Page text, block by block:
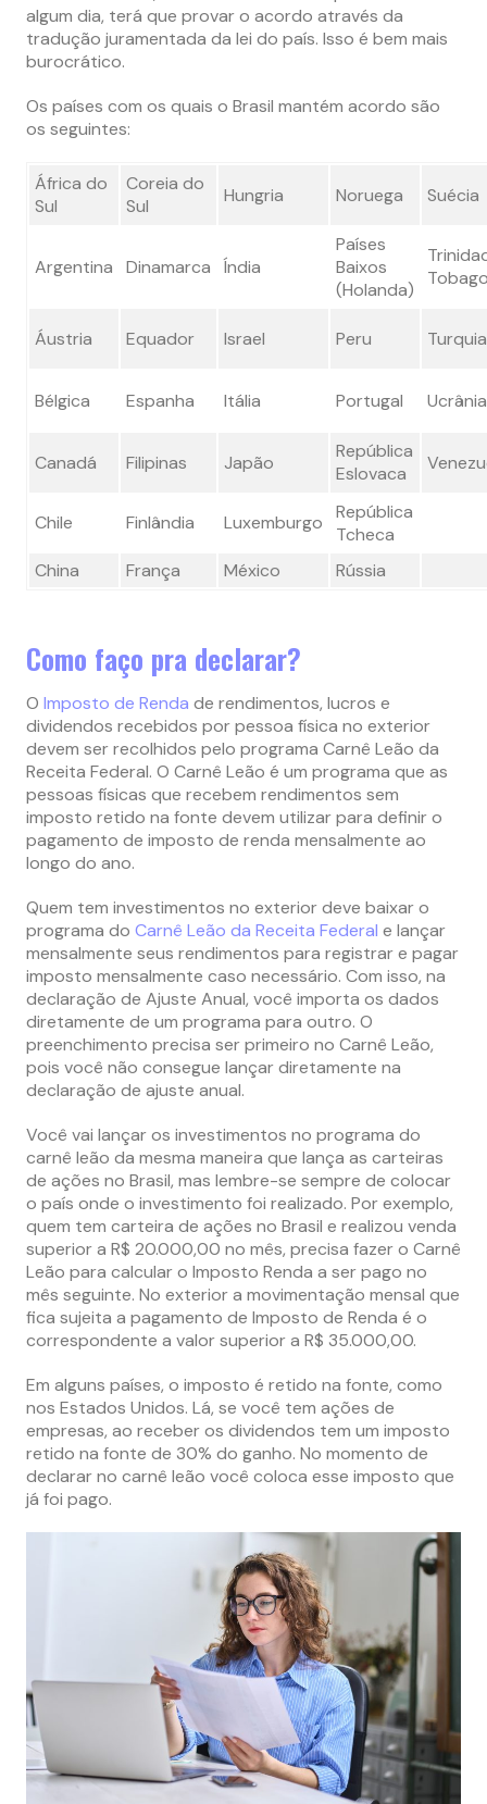
algum dia, terá que provar o acordo através da
tradução juramentada da lei do país. Isso é bem mais
burocrático.
Os países com os quais o Brasil mantém acordo são
os seguintes:
África do
Sul
Coreia do
Sul
Hungria Noruega Suécia
Argentina Dinamarca Índia
Países
Baixos
(Holanda)
Áustria Equador Israel Peru Turquia
Bélgica Espanha Itália Portugal Ucrânia
Canadá Filipinas Japão
República
Eslovaca
Chile Finlândia Luxemburgo
República
Tcheca
China
França México Rússia
Como faço pra declarar?
O Imposto de Renda de rendimentos, lucros e
dividendos recebidos por pessoa física no exterior
devem ser recolhidos pelo programa Carnê Leão da
Receita Federal. O Carnê Leão é um programa que as
pessoas físicas que recebem rendimentos sem
imposto retido na fonte devem utilizar para definir o
pagamento de imposto de renda mensalmente ao
longo do ano.
Quem tem investimentos no exterior deve baixar o
programa do Carnê Leão da Receita Federal e lançar
mensalmente seus rendimentos para registrar e pagar
imposto mensalmente caso necessário. Com isso, na
declaração de Ajuste Anual, você importa os dados
diretamente de um programa para outro. O
preenchimento precisa ser primeiro no Carnê Leão,
pois você não consegue lançar diretamente na
declaração de ajuste anual.
Você vai lançar os investimentos no programa do
carnê leão da mesma maneira que lança as carteiras
de ações no Brasil, mas lembre-se sempre de colocar
o país onde o investimento foi realizado. Por exemplo,
quem tem carteira de ações no Brasil e realizou venda
superior a R$ 20.000,00 no mês, precisa fazer o Carnê
Leão para calcular o Imposto Renda a ser pago no
mês seguinte. No exterior a movimentação mensal que
fica sujeita a pagamento de Imposto de Renda é o
correspondente a valor superior a R$ 35.000,00.
Em alguns países, o imposto é retido na fonte, como
nos Estados Unidos. Lá, se você tem ações de
empresas, ao receber os dividendos tem um imposto
retido na fonte de 30% do ganho. No momento de
declarar no carnê leão você coloca esse imposto que
já foi pago.